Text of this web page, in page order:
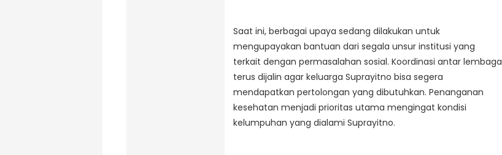
Saat ini, berbagai upaya sedang dilakukan untuk
mengupayakan bantuan dari segala unsur institusi yang
terkait dengan permasalahan sosial. Koordinasi antar lembaga
terus dijalin agar keluarga Suprayitno bisa segera
mendapatkan pertolongan yang dibutuhkan. Penanganan
kesehatan menjadi prioritas utama mengingat kondisi
kelumpuhan yang dialami Suprayitno.